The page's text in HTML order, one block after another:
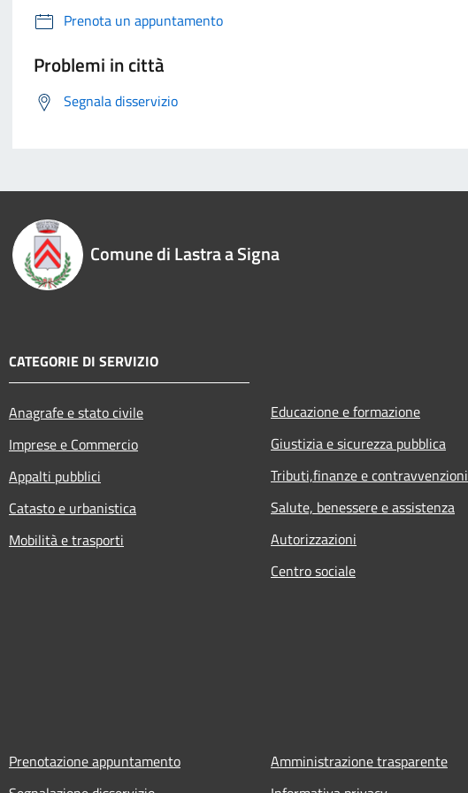
Prenota un appuntamento
Problemi in città
Segnala disservizio
Comune di Lastra a Signa
CATEGORIE DI SERVIZIO
Anagrafe e stato civile
Imprese e Commercio
Appalti pubblici
Catasto e urbanistica
Mobilità e trasporti
Educazione e formazione
Giustizia e sicurezza pubblica
Tributi,finanze e contravvenzioni
Salute, benessere e assistenza
Autorizzazioni
Centro sociale
Prenotazione appuntamento
Amministrazione trasparente